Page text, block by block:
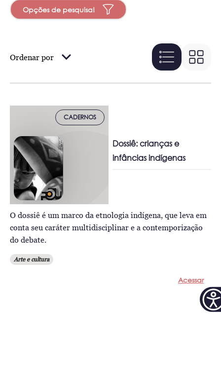
Opções de pesquisa!
Ordenar por
CADERNOS
Dossiê: crianças e
infâncias indígenas
O dossiê é um marco da etnologia indígena, que leva em
conta seu caráter multidisciplinar e a contemporização
do debate.
Arte e cultura
Acessar